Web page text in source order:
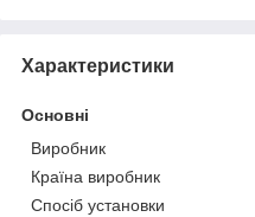
Характеристики
Основні
Виробник
Країна виробник
Спосіб установки